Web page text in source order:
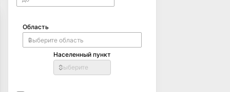
Область
Населенный пункт
Выберите